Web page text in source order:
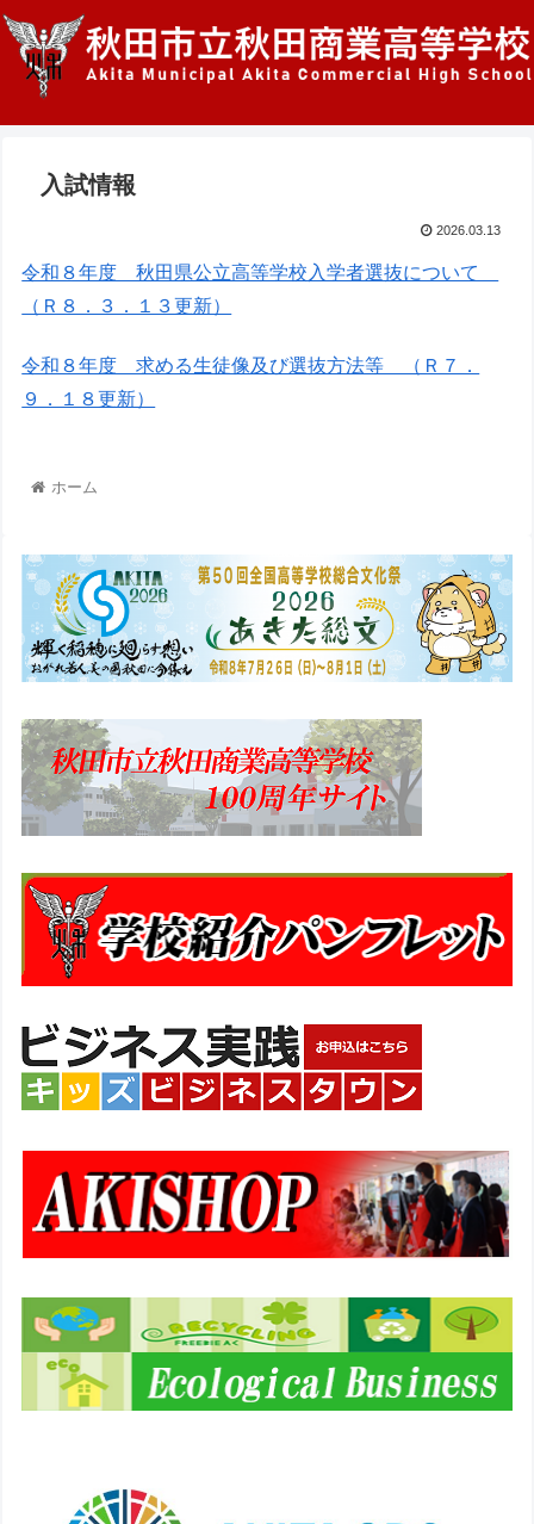
入試情報
2026.03.13
令和８年度 秋田県公立高等学校入学者選抜について
（Ｒ８．３．１３更新）
令和８年度 求める生徒像及び選抜方法等 （Ｒ７．
９．１８更新）
ホーム